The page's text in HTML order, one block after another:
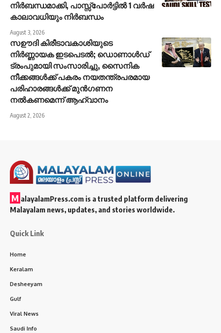
നിർബന്ധമാക്കി, പാസ്സ്പോർട്ടിൽ 1 വർഷ
കാലാവധിയും നിർബന്ധം
August 3, 2026
സഊദി കിരീടാവകാശിയുടെ
നിർണ്ണായക ഇടപെടൽ; ഡൊണാൾഡ്
ട്രംപുമായി സംസാരിച്ചു, സൈനിക
നീക്കങ്ങൾക്ക് പകരം നയതന്ത്രപരമായ
പരിഹാരങ്ങൾക്ക് മുൻഗണന
നൽകണമെന്ന് ആഹ്വാനം
August 2, 2026
M alayalamPress.com is a trusted platform delivering
Malayalam news, updates, and stories worldwide.
Quick Link
Home
Keralam
Desheeyam
Gulf
Viral News
Saudi Info